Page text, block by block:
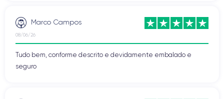
Marco Campos
08/06/26
Tudo bem, conforme descrito e devidamente embalado e
seguro